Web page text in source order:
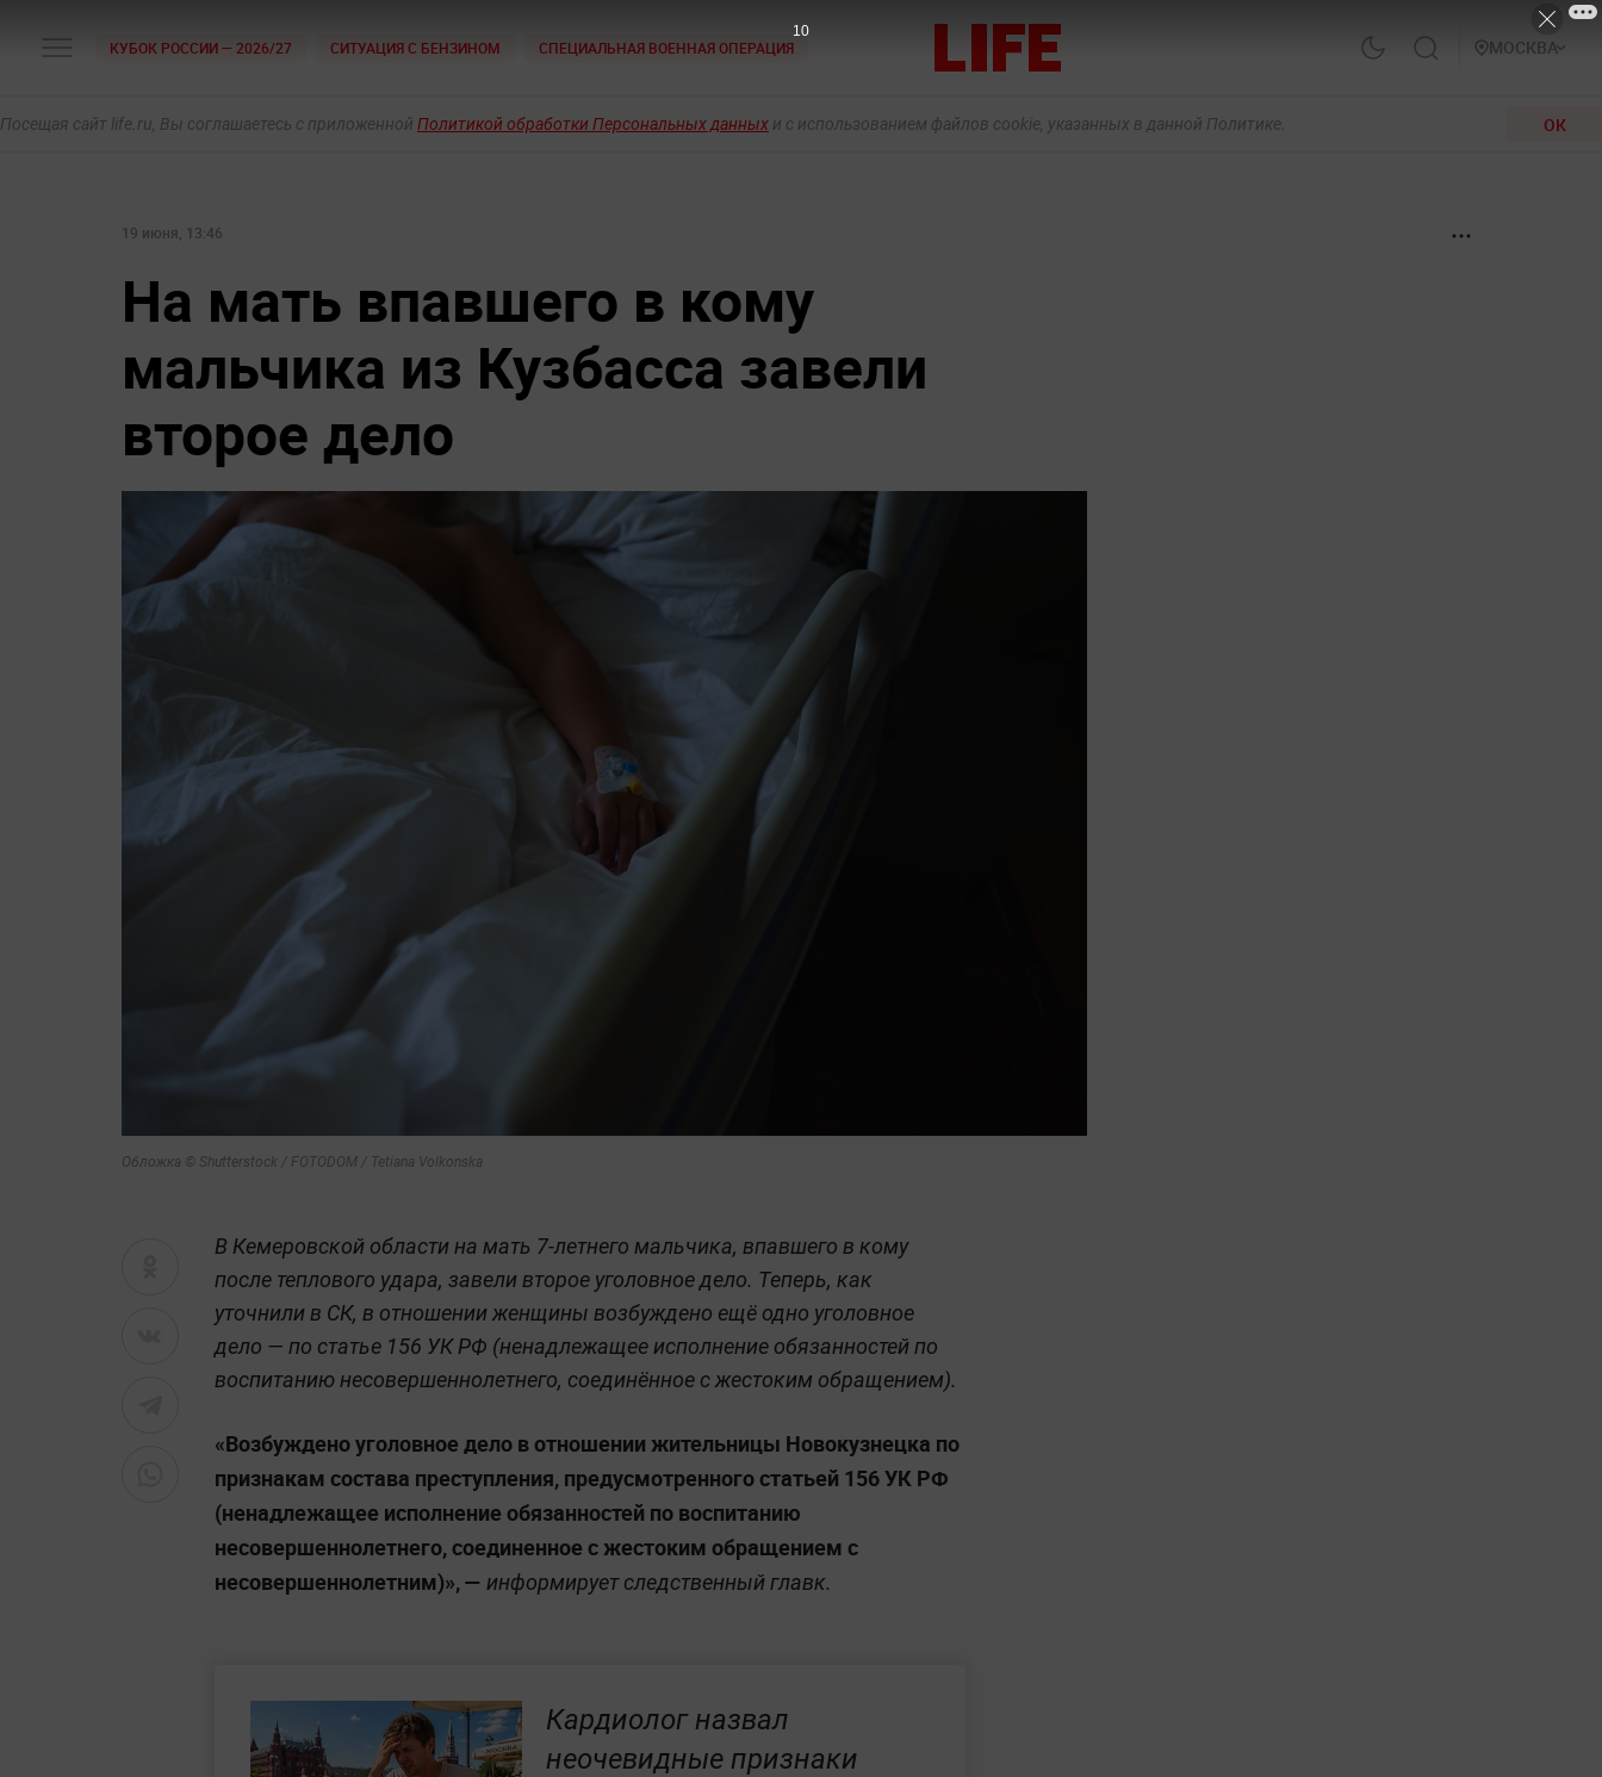
КУБОК РОССИИ — 2026/27 СИТУАЦИЯ С БЕНЗИНОМ СПЕЦИАЛЬНАЯ ВОЕННАЯ ОПЕРАЦИЯ МОСКВА
Посещая сайт life.ru, Вы соглашаетесь с приложенной Политикой обработки Персональных данных и с использованием файлов cookie, указанных в данной Политике. ОК
19 июня, 13:46
На мать впавшего в кому
мальчика из Кузбасса завели
второе дело
Обложка © Shutterstock / FOTODOM / Tetiana Volkonska
В Кемеровской области на мать 7-летнего мальчика, впавшего в кому
после теплового удара, завели второе уголовное дело. Теперь, как
уточнили в СК, в отношении женщины возбуждено ещё одно уголовное
дело — по статье 156 УК РФ (ненадлежащее исполнение обязанностей по
воспитанию несовершеннолетнего, соединённое с жестоким обращением).
«Возбуждено уголовное дело в отношении жительницы Новокузнецка по
признакам состава преступления, предусмотренного статьей 156 УК РФ
(ненадлежащее исполнение обязанностей по воспитанию
несовершеннолетнего, соединенное с жестоким обращением с
несовершеннолетним)», — информирует следственный главк.
Кардиолог назвал
неочевидные признаки
8